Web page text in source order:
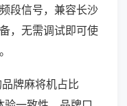
段信号，兼容长沙
，无需调试即可使
牌麻将机占比